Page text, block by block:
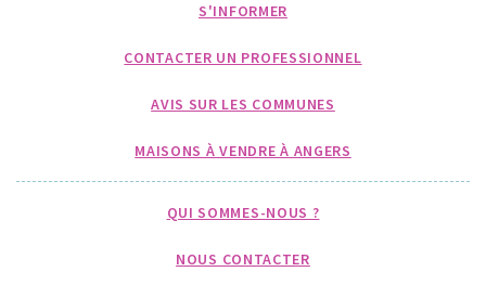
S'INFORMER
CONTACTER UN PROFESSIONNEL
AVIS SUR LES COMMUNES
MAISONS À VENDRE À ANGERS
QUI SOMMES-NOUS ?
NOUS CONTACTER